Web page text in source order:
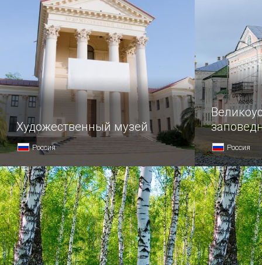
Художественный музей
Россия Россия